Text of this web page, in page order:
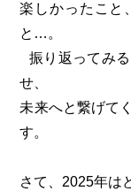
楽しかったこと
と…。
振り返ってみ
せ、
未来へと繋げて
す。
さて、2025年は